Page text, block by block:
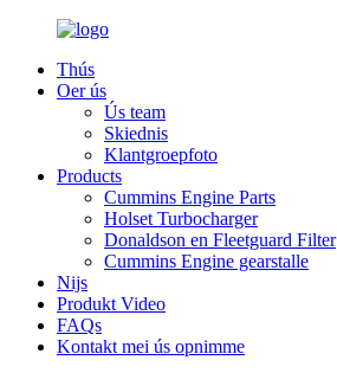
Thús
Oer ús
Ús team
Skiednis
Klantgroepfoto
Products
Cummins Engine Parts
Holset Turbocharger
Donaldson en Fleetguard Filter
Cummins Engine gearstalle
Nijs
Produkt Video
FAQs
Kontakt mei ús opnimme